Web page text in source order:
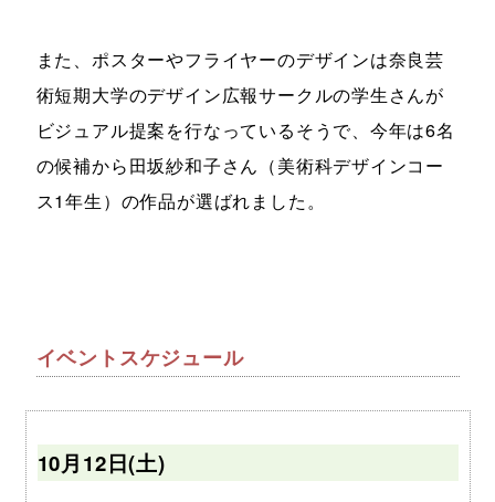
また、ポスターやフライヤーのデザインは奈良芸
術短期大学のデザイン広報サークルの学生さんが
ビジュアル提案を行なっているそうで、今年は6名
の候補から田坂紗和子さん（美術科デザインコー
ス1年生）の作品が選ばれました。
イベントスケジュール
10月12日(土)